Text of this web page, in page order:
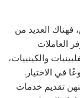
فهناك العديد من
العاملات
والكينييات،
في الاختيار.
تقديم خدمات